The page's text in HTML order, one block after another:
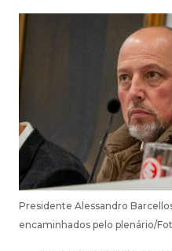
Presidente Alessandro
encaminhados pelo plenário/